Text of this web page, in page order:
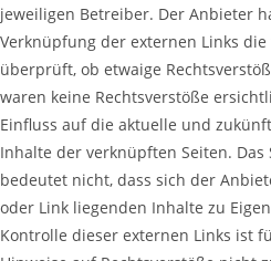
jeweiligen Betreiber. Der Anbieter
Verknüpfung der externen Links
überprüft, ob etwaige
waren keine Rechtsverstöße
Einfluss auf die aktuelle und
Inhalte der verknüpften Seiten. Das
bedeutet nicht, dass sich der
oder Link liegenden Inhalte zu
Kontrolle dieser externen Links ist